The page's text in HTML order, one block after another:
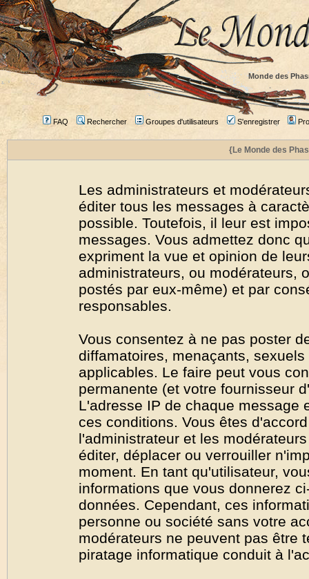
Monde des
FAQ Rechercher Groupes d'utilisateurs S'enregistrer
{Le Monde des
Les administrateurs et
éditer tous les messages à
possible. Toutefois, il leur est
messages. Vous admettez donc
expriment la vue et opinion de
administrateurs, ou modérateurs,
postés par eux-même) et par
responsables.
Vous consentez à ne pas poster
diffamatoires, menaçants,
applicables. Le faire peut vous
permanente (et votre fournisseur
L'adresse IP de chaque message
ces conditions. Vous êtes
l'administrateur et les
éditer, déplacer ou verrouiller
moment. En tant qu'utilisateur,
informations que vous donnerez
données. Cependant, ces
personne ou société sans votre
modérateurs ne peuvent pas être
piratage informatique conduit à